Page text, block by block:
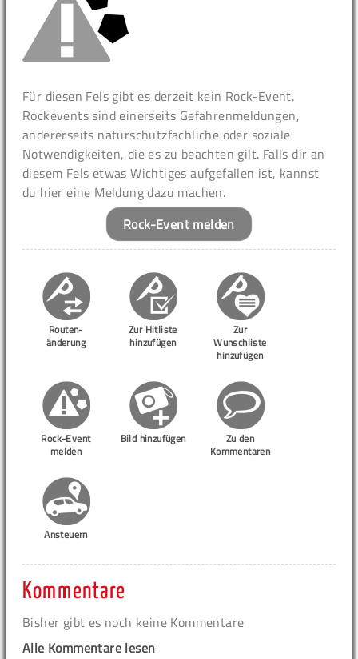
Für diesen Fels gibt es derzeit kein Rock-Event.
Rockevents sind einerseits Gefahrenmeldungen,
andererseits naturschutzfachliche oder soziale
Notwendigkeiten, die es zu beachten gilt. Falls dir an
diesem Fels etwas Wichtiges aufgefallen ist, kannst
du hier eine Meldung dazu machen.
Rock-Event melden
Routen-
änderung
Zur Hitliste
hinzufügen
Zur
Wunschliste
hinzufügen
Rock-Event
melden
Bild hinzufügen
Zu den
Kommentaren
Ansteuern
Kommentare
Bisher gibt es noch keine Kommentare
Alle Kommentare lesen